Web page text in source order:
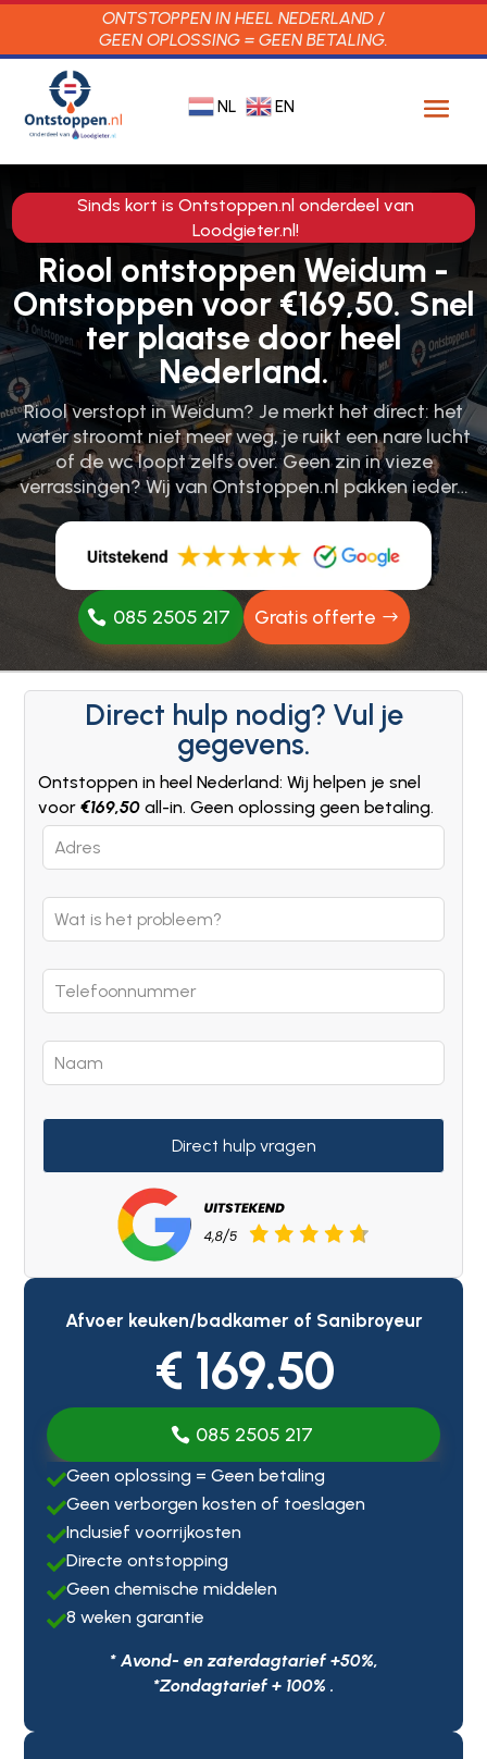
ONTSTOPPEN IN HEEL NEDERLAND /
GEEN OPLOSSING = GEEN BETALING.
NL EN
Sinds kort is Ontstoppen.nl onderdeel van
Loodgieter.nl!
Riool ontstoppen Weidum -
Ontstoppen voor €169,50. Snel
ter plaatse door heel
Nederland.
Riool verstopt in Weidum? Je merkt het direct: het
water stroomt niet meer weg, je ruikt een nare lucht
of de wc loopt zelfs over.​ Geen zin in vieze
verrassingen? Wij van Ontstoppen.​nl pakken ieder…
085 2505 217 Gratis offerte
Direct hulp nodig? Vul je
gegevens.
Ontstoppen in heel Nederland: Wij helpen je snel
voor€169,50 all-in. Geen oplossing geen betaling.
Leave
this
blank
Direct hulp vragen
Afvoer keuken/badkamer of Sanibroyeur
€ 169.50
085 2505 217
Geen oplossing = Geen betaling
Geen verborgen kosten of toeslagen
Inclusief voorrijkosten
Directe ontstopping
Geen chemische middelen
8 weken garantie
* Avond- en zaterdagtarief +50%,
*Zondagtarief + 100% .